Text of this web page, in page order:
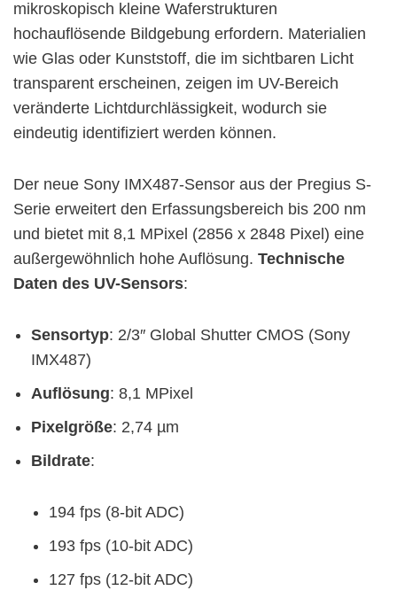
mikroskopisch kleine Waferstrukturen
hochauflösende Bildgebung erfordern. Materialien
wie Glas oder Kunststoff, die im sichtbaren Licht
transparent erscheinen, zeigen im UV-Bereich
veränderte Lichtdurchlässigkeit, wodurch sie
eindeutig identifiziert werden können.
Der neue Sony IMX487-Sensor aus der Pregius S-
Serie erweitert den Erfassungsbereich bis 200 nm
und bietet mit 8,1 MPixel (2856 x 2848 Pixel) eine
außergewöhnlich hohe Auflösung. Technische
Daten des UV-Sensors:
Sensortyp: 2/3″ Global Shutter CMOS (Sony
IMX487)
Auflösung: 8,1 MPixel
Pixelgröße: 2,74 µm
Bildrate:
194 fps (8-bit ADC)
193 fps (10-bit ADC)
127 fps (12-bit ADC)